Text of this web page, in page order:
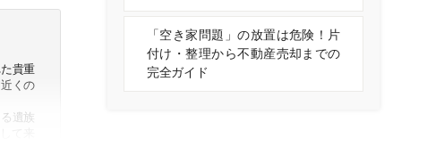
貴重
くの
遺族
「空き家問題」の放置は危険！片
付け・整理から不動産売却までの
完全ガイド